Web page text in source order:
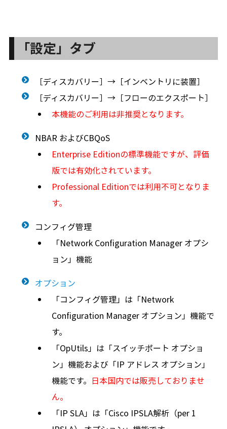
「設定」タブ
［ディスカバリー］→［インベントリに装置］
［ディスカバリー］→［フローのエクスポート］
本機能のご利用は非推奨となります。
NBAR およびCBQoS
Enterprise Editionの標準機能ですが、評価
版では有効化されています。
Professional Editionでは利用不可となりま
す。
コンフィグ管理
「Network Configuration Manager オプシ
ョン」機能
オプション
「コンフィグ管理」は「Network
Configuration Manager オプション」機能で
す。
「OpUtils」は「スイッチポート オプショ
ン」機能および「IP アドレス オプション」
機能です。 日本国内では販売しておりませ
ん。
「IP SLA」は「Cisco IPSLA解析（per 1